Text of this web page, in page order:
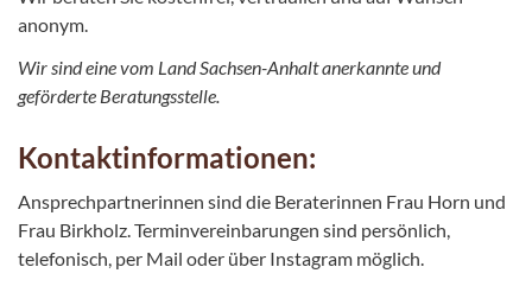
anonym.
Wir sind eine vom Land Sachsen-Anhalt anerkannte und
geförderte Beratungsstelle.
Kontaktinformationen:
Ansprechpartnerinnen sind die Beraterinnen Frau Horn und
Frau Birkholz. Terminvereinbarungen sind persönlich,
telefonisch, per Mail oder über Instagram möglich.